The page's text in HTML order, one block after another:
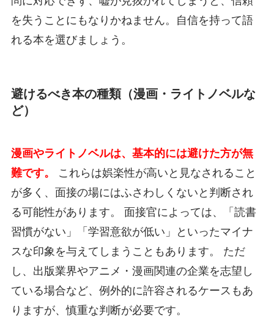
を失うことにもなりかねません。自信を持って語
れる本を選びましょう。
避けるべき本の種類（漫画・ライトノベルな
ど）
漫画やライトノベルは、基本的には避けた方が無
難です。
これらは娯楽性が高いと見なされること
が多く、面接の場にはふさわしくないと判断され
る可能性があります。 面接官によっては、「読書
習慣がない」「学習意欲が低い」といったマイナ
スな印象を与えてしまうこともあります。 ただ
し、出版業界やアニメ・漫画関連の企業を志望し
ている場合など、例外的に許容されるケースもあ
りますが、慎重な判断が必要です。